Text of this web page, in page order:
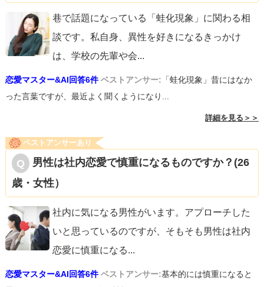
巷で話題になっている「蛙化現象」に関わる相
談です。私自身、異性を好きになるきっかけ
は、学校の先輩や会...
恋愛マスター&AI回答6件 ベストアンサー: 「蛙化現象」昔にはなか
った言葉ですが、最近よく聞くようになり...
詳細を見る＞＞
ベストアンサーあり
男性は社内恋愛で慎重になるものですか？(26
歳・女性）
社内に気になる男性がいます。アプローチした
いと思っているのですが、そもそも男性は社内
恋愛に慎重になる...
恋愛マスター&AI回答6件 ベストアンサー:基本的には慎重になると